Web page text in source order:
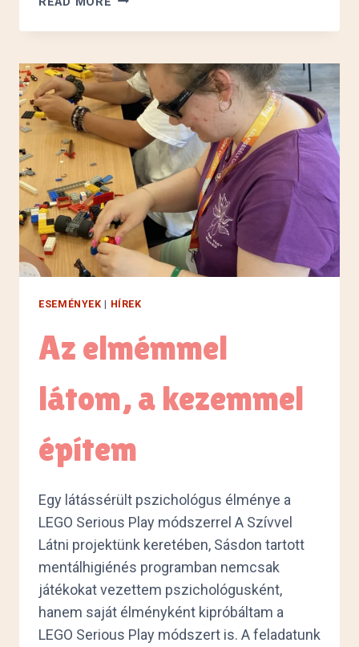
KÖNTÖSBEN
ESEMÉNYEK | HÍREK
Az elmémmel
látom, a kezemmel
építem
Egy látássérült pszichológus élménye a
LEGO Serious Play módszerrel A Szívvel
Látni projektünk keretében, Sásdon tartott
mentálhigiénés programban nemcsak
játékokat vezettem pszichológusként,
hanem saját élményként kipróbáltam a
LEGO Serious Play módszert is. A feladatunk